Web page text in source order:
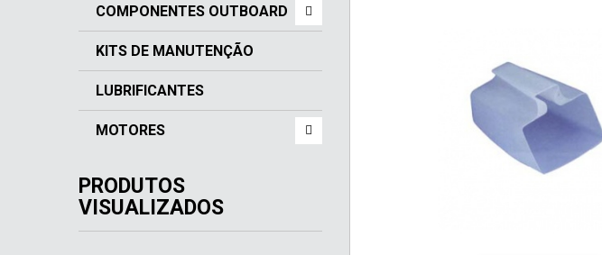
COMPONENTES OUTBOARD
KITS DE MANUTENÇÃO
LUBRIFICANTES
MOTORES
PRODUTOS
VISUALIZADOS